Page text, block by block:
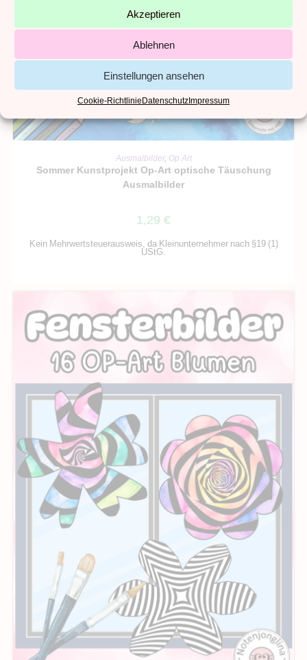
Akzeptieren
Ablehnen
Einstellungen ansehen
Cookie-RichtlinieDatenschutzImpressum
IN DEN WARENKORB
Ausmalbilder, Op Art
Sommer Kunstprojekt Op-Art optische Täuschung
Ausmalbilder
1,29 €
Kein Mehrwertsteuerausweis, da Kleinunternehmer nach §19 (1)
UStG.